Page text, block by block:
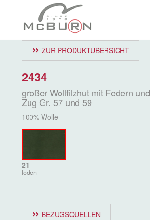
ZUR PRODUKTÜBERSICHT
2434
großer Wollfilzhut mit Federn und
Zug Gr. 57 und 59
100% Wolle
21
loden
BEZUGSQUELLEN